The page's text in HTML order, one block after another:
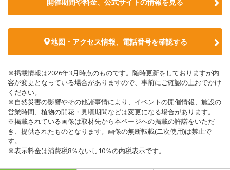
地図・アクセス情報、電話番号を確認する
※掲載情報は2026年3月時点のものです。随時更新をしておりますが内
容が変更となっている場合がありますので、事前にご確認の上おでかけ
ください。
※自然災害の影響やその他諸事情により、イベントの開催情報、施設の
営業時間、植物の開花・見頃期間などは変更になる場合があります。
※掲載されている画像は取材先から本ページへの掲載の許諾をいただ
き、提供されたものとなります。画像の無断転載(二次使用)は禁止で
す。
※表示料金は消費税8％ないし10％の内税表示です。